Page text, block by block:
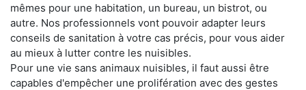
mêmes pour une habitation, un bureau, un bistrot, ou
autre. Nos professionnels vont pouvoir adapter leurs
conseils de sanitation à votre cas précis, pour vous aider
au mieux à lutter contre les nuisibles.
Pour une vie sans animaux nuisibles, il faut aussi être
capables d'empêcher une prolifération avec des gestes